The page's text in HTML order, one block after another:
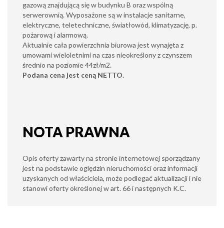
gazową znajdującą się w budynku B oraz wspólną
serwerownią. Wyposażone są w instalacje sanitarne,
elektryczne, teletechniczne, światłowód, klimatyzację, p.
pożarową i alarmową.
Aktualnie cała powierzchnia biurowa jest wynajęta z
umowami wieloletnimi na czas nieokreślony z czynszem
średnio na poziomie 44zł/m2.
Podana cena jest ceną NETTO.
NOTA PRAWNA
Opis oferty zawarty na stronie internetowej sporządzany
jest na podstawie oględzin nieruchomości oraz informacji
uzyskanych od właściciela, może podlegać aktualizacji i nie
stanowi oferty określonej w art. 66 i następnych K.C.